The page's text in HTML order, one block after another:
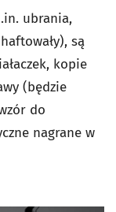
ubrania,
są
kopie
(będzie
do
nagrane w